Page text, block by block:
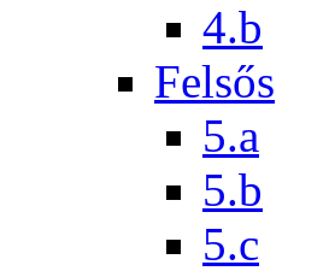
4.b
Felsős
5.a
5.b
5.c